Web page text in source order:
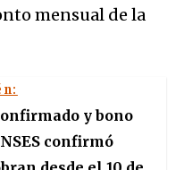
mensual de la
y bono
confirmó